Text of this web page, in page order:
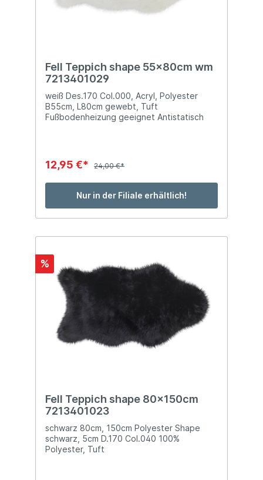
Fell Teppich shape 55x80cm wm
7213401029
weiß Des.170 Col.000, Acryl, Polyester
B55cm, L80cm gewebt, Tuft
Fußbodenheizung geeignet Antistatisch
12,95 €* 24,00 €*
Nur in der Filiale erhältlich!
%
Fell Teppich shape 80x150cm
7213401023
schwarz 80cm, 150cm Polyester Shape
schwarz, 5cm D.170 Col.040 100%
Polyester, Tuft